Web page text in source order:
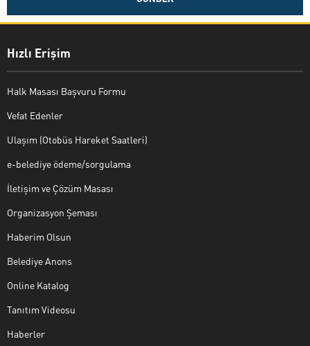
Hızlı Erişim
Halk Masası Başvuru Formu
Vefat Edenler
Ulaşım (Otobüs Hareket Saatleri)
e-belediye ödeme/sorgulama
İletişim ve Çözüm Masası
Organizasyon Şeması
Haberim Olsun
Belediye Anons
Online Katalog
Tanıtım Videosu
Haberler